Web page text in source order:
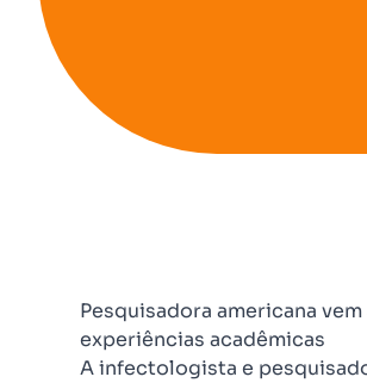
Pesquisadora americana
experiências acadêmicas
A infectologista e